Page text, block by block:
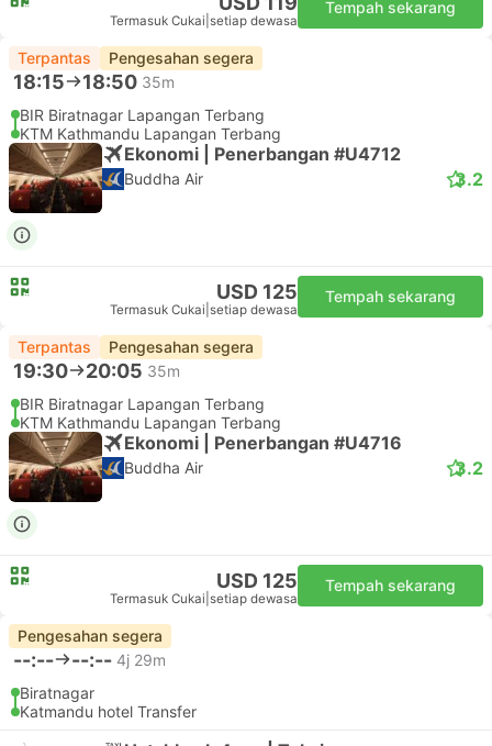
Termasuk Cukai setiap dewasa
Tempah sekarang
Terpantas Pengesahan segera
18:15 18:50 35m
BIR Biratnagar Lapangan Terbang
KTM Kathmandu Lapangan Terbang
Ekonomi | Penerbangan #U4712
Buddha Air 3.2
USD 125
Termasuk Cukai setiap dewasa
Tempah sekarang
Terpantas Pengesahan segera
19:30 20:05 35m
BIR Biratnagar Lapangan Terbang
KTM Kathmandu Lapangan Terbang
Ekonomi | Penerbangan #U4716
Buddha Air 3.2
USD 125
Termasuk Cukai setiap dewasa
Tempah sekarang
Pengesahan segera
--:-- --:-- 4j 29m
Biratnagar
Katmandu hotel Transfer